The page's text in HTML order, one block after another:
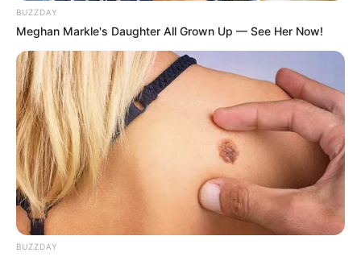
Edit
WeTV dan iflix akan menayangkan serial web terbaru berjudul
Kisah Untuk Geri. Serial ini merupakan adaptasi dari novel Erisca
Febriani yang berjudul sama.
Bintang utama dalam serial ini adalah aktor muda Angga Yunanda
yang pernah membintangi serial webJangan Minta Jatuh Cinta
(2019).
BUZZDAY
Meghan Markle's Daughter All Grown Up — See Her Now!
BUZZDAY